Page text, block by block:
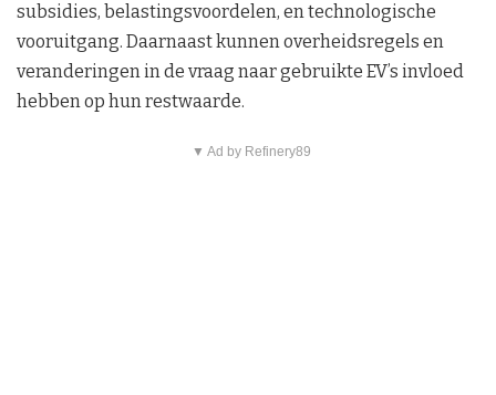
subsidies, belastingsvoordelen, en technologische
vooruitgang. Daarnaast kunnen overheidsregels en
veranderingen in de vraag naar gebruikte EV’s invloed
hebben op hun restwaarde.
▼ Ad by Refinery89